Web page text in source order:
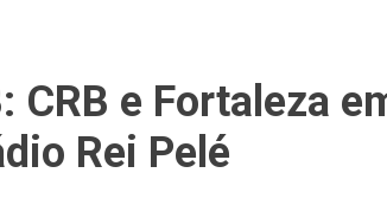
CRB e Fortaleza
Rei Pelé